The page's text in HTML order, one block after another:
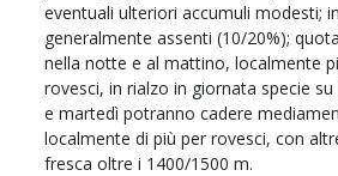
eventuali ulteriori accumuli modesti;
generalmente assenti (10/20%);
nella notte e al mattino, localmente
rovesci, in rialzo in giornata specie
e martedì potranno cadere
localmente di più per rovesci, con
fresca oltre i 1400/1500 m.